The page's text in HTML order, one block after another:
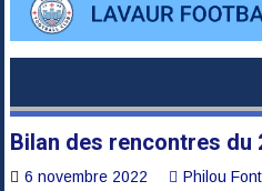
Bilan des rencontres du
6 novembre 2022 Philou Font